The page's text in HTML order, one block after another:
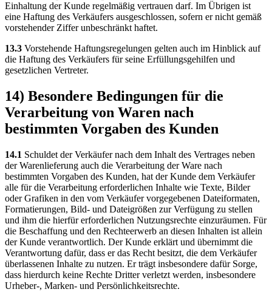
Einhaltung der Kunde regelmäßig vertrauen darf. Im Übrigen ist
eine Haftung des Verkäufers ausgeschlossen, sofern er nicht gemäß
vorstehender Ziffer unbeschränkt haftet.
13.3 Vorstehende Haftungsregelungen gelten auch im Hinblick auf
die Haftung des Verkäufers für seine Erfüllungsgehilfen und
gesetzlichen Vertreter.
14) Besondere Bedingungen für die
Verarbeitung von Waren nach
bestimmten Vorgaben des Kunden
14.1 Schuldet der Verkäufer nach dem Inhalt des Vertrages neben
der Warenlieferung auch die Verarbeitung der Ware nach
bestimmten Vorgaben des Kunden, hat der Kunde dem Verkäufer
alle für die Verarbeitung erforderlichen Inhalte wie Texte, Bilder
oder Grafiken in den vom Verkäufer vorgegebenen Dateiformaten,
Formatierungen, Bild- und Dateigrößen zur Verfügung zu stellen
und ihm die hierfür erforderlichen Nutzungsrechte einzuräumen. Für
die Beschaffung und den Rechteerwerb an diesen Inhalten ist allein
der Kunde verantwortlich. Der Kunde erklärt und übernimmt die
Verantwortung dafür, dass er das Recht besitzt, die dem Verkäufer
überlassenen Inhalte zu nutzen. Er trägt insbesondere dafür Sorge,
dass hierdurch keine Rechte Dritter verletzt werden, insbesondere
Urheber-, Marken- und Persönlichkeitsrechte.